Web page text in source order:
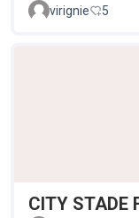
virignie 5
CITY STADE